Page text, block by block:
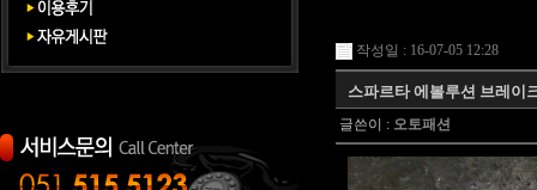
작성일 : 16-07-05 12:28
스파르타 에볼루션 브레이
글쓴이 : 오토패션